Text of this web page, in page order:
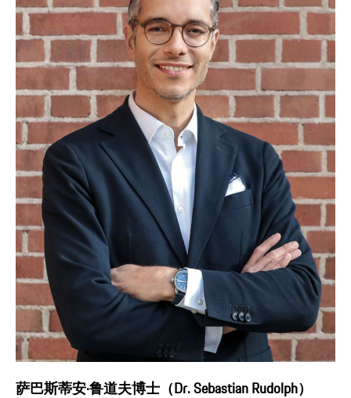
萨巴斯蒂安·鲁道夫博士（Dr. Sebastian Rudolph）